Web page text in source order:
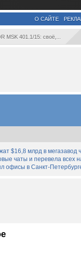
О САЙТЕ
MSK 401.1/15: своё,...
$16,8 млрд в мегазавод
чаты и перевела всех
офисы в Санкт-